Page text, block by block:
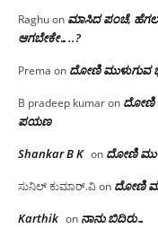
Raghuon ಮಾಸಿದ ಪಂಚೆ,
ಆಗಬೇಕೇ…..?‌
Prema on ದೋಣಿ ಮುಳುಗುವ
B pradeep kumaron ದೋಣಿ
ಪಯಣ
Shankar B K on ದೋಣಿ
ಸುನಿಲ್ ಕುಮಾರ್.ವಿon ದೋಣಿ
Karthik on ನಾನು ಬಿದಿರು…